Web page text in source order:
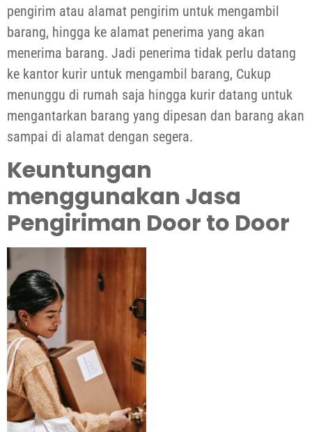
pengirim atau alamat pengirim untuk mengambil
barang, hingga ke alamat penerima yang akan
menerima barang. Jadi penerima tidak perlu datang
ke kantor kurir untuk mengambil barang, Cukup
menunggu di rumah saja hingga kurir datang untuk
mengantarkan barang yang dipesan dan barang akan
sampai di alamat dengan segera.
Keuntungan
menggunakan Jasa
Pengiriman Door to Door